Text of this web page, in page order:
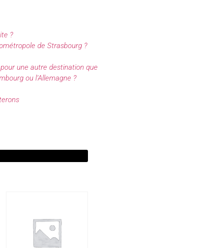
?
de Strasbourg ?
une autre destination que
ou l’Allemagne ?